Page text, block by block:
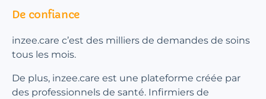
De confiance
inzee.care c’est des milliers de demandes de soins
tous les mois.
De plus, inzee.care est une plateforme créée par
des professionnels de santé. Infirmiers de